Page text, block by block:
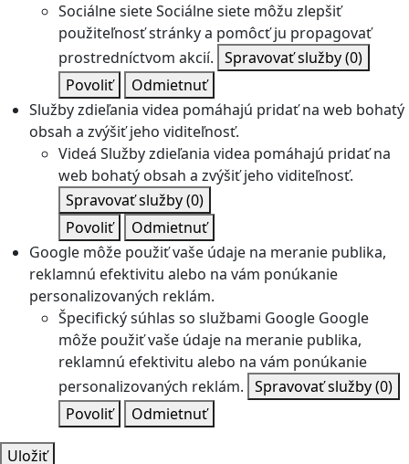
Sociálne sieteSociálne siete môžu zlepšiť
použiteľnosť stránky a pomôcť ju propagovať
prostredníctvom akcií. Spravovať služby(0)
Povoliť
Odmietnuť
Služby zdieľania videa pomáhajú pridať na web bohatý
obsah a zvýšiť jeho viditeľnosť.
Videá Služby zdieľania videa pomáhajú pridať na
web bohatý obsah a zvýšiť jeho viditeľnosť.
Spravovať služby(0)
Povoliť
Odmietnuť
Google môže použiť vaše údaje na meranie publika,
reklamnú efektivitu alebo na vám ponúkanie
personalizovaných reklám.
Špecifický súhlas so službami Google Google
môže použiť vaše údaje na meranie publika,
reklamnú efektivitu alebo na vám ponúkanie
personalizovaných reklám. Spravovať služby(0)
Povoliť
Odmietnuť
Uložiť